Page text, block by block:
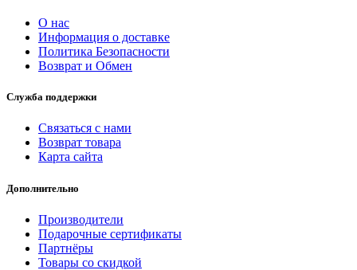
О нас
Информация о доставке
Политика Безопасности
Возврат и Обмен
Служба поддержки
Связаться с нами
Возврат товара
Карта сайта
Дополнительно
Производители
Подарочные сертификаты
Партнёры
Товары со скидкой